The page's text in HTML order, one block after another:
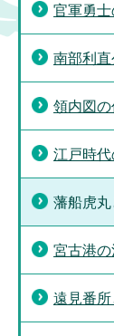
官軍勇
南部利
領内図
江戸時
藩船虎
宮古港
遠見番